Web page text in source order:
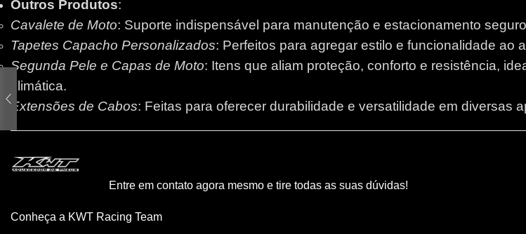
Outros Produtos:
Cavalete de Moto: Suporte indispensável para manutenção e estacionamento
Tapetes Capacho Personalizados: Perfeitos para agregar estilo e funcionalidade ao
Segunda Pele e Capas de Moto: Itens que aliam proteção, conforto e resistência,
climática.
Extensões de Cabos: Feitas para oferecer durabilidade e versatilidade em diversas
Entre em contato agora mesmo e tire todas as suas dúvidas!
Conheça a KWT Racing Team